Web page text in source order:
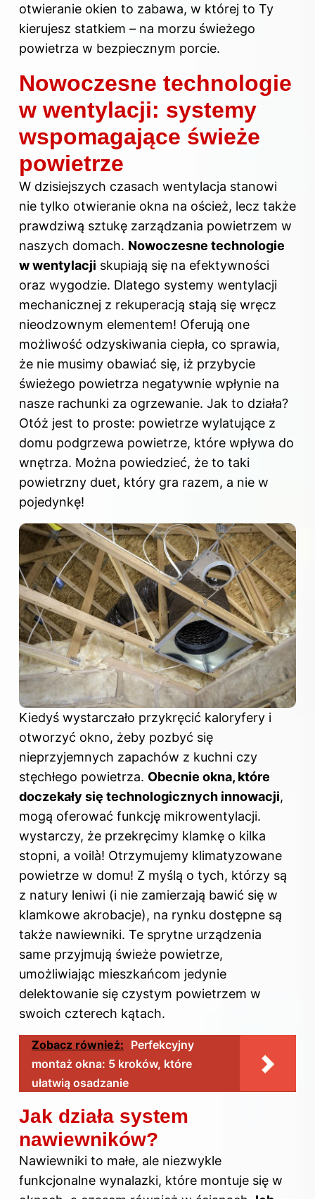
otwieranie okien to zabawa, w której to Ty
kierujesz statkiem – na morzu świeżego
powietrza w bezpiecznym porcie.
Nowoczesne technologie
w wentylacji: systemy
wspomagające świeże
powietrze
W dzisiejszych czasach wentylacja stanowi
nie tylko otwieranie okna na oścież, lecz także
prawdziwą sztukę zarządzania powietrzem w
naszych domach. Nowoczesne technologie
w wentylacji skupiają się na efektywności
oraz wygodzie. Dlatego systemy wentylacji
mechanicznej z rekuperacją stają się wręcz
nieodzownym elementem! Oferują one
możliwość odzyskiwania ciepła, co sprawia,
że nie musimy obawiać się, iż przybycie
świeżego powietrza negatywnie wpłynie na
nasze rachunki za ogrzewanie. Jak to działa?
Otóż jest to proste: powietrze wylatujące z
domu podgrzewa powietrze, które wpływa do
wnętrza. Można powiedzieć, że to taki
powietrzny duet, który gra razem, a nie w
pojedynkę!
Kiedyś wystarczało przykręcić kaloryfery i
otworzyć okno, żeby pozbyć się
nieprzyjemnych zapachów z kuchni czy
stęchłego powietrza. Obecnie okna, które
doczekały się technologicznych innowacji,
mogą oferować funkcję mikrowentylacji.
wystarczy, że przekręcimy klamkę o kilka
stopni, a voilà! Otrzymujemy klimatyzowane
powietrze w domu! Z myślą o tych, którzy są
z natury leniwi (i nie zamierzają bawić się w
klamkowe akrobacje), na rynku dostępne są
także nawiewniki. Te sprytne urządzenia
same przyjmują świeże powietrze,
umożliwiając mieszkańcom jedynie
delektowanie się czystym powietrzem w
swoich czterech kątach.
Zobacz również: Perfekcyjny
montaż okna: 5 kroków, które
ułatwią osadzanie
Jak działa system
nawiewników?
Nawiewniki to małe, ale niezwykle
funkcjonalne wynalazki, które montuje się w